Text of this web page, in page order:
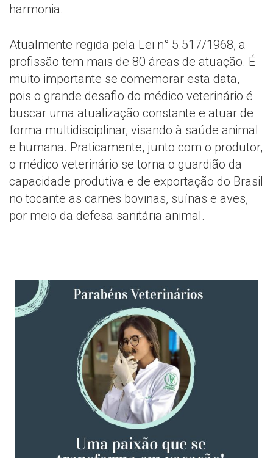
harmonia.
Atualmente regida pela Lei n° 5.517/1968, a
profissão tem mais de 80 áreas de atuação. É
muito importante se comemorar esta data,
pois o grande desafio do médico veterinário é
buscar uma atualização constante e atuar de
forma multidisciplinar, visando à saúde animal
e humana. Praticamente, junto com o produtor,
o médico veterinário se torna o guardião da
capacidade produtiva e de exportação do Brasil
no tocante as carnes bovinas, suínas e aves,
por meio da defesa sanitária animal.